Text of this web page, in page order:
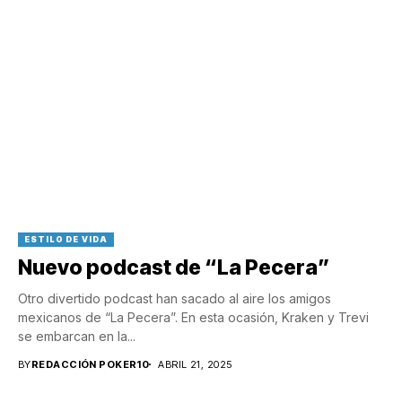
ESTILO DE VIDA
Nuevo podcast de “La Pecera”
Otro divertido podcast han sacado al aire los amigos
mexicanos de “La Pecera”. En esta ocasión, Kraken y Trevi
se embarcan en la...
BYREDACCIÓN POKER10 ABRIL 21, 2025